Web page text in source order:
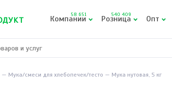
Компании
58 651 Розница
540 409 Опт
Мука/смеси для хлебопечек/тесто Мука нутовая, 5 кг